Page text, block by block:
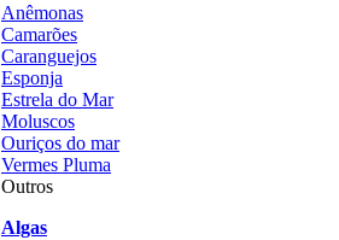
Anêmonas
Camarões
Caranguejos
Esponja
Estrela do Mar
Moluscos
Ouriços do mar
Vermes Pluma
Outros
Algas